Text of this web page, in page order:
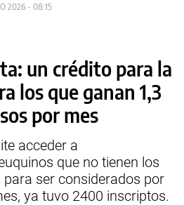
2026 - 08:15
un crédito para la
los que ganan 1,3
por mes
acceder a
que no tienen los
ser considerados por
ya tuvo 2400 inscriptos.